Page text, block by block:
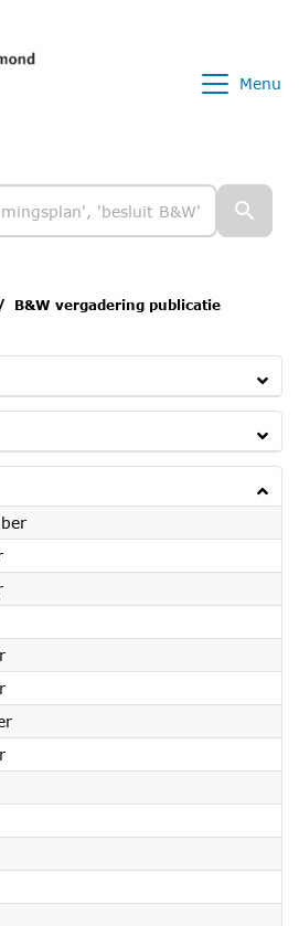
Menu
B&W vergadering publicatie
2024
2024
2024
2024
2024
2024
2024